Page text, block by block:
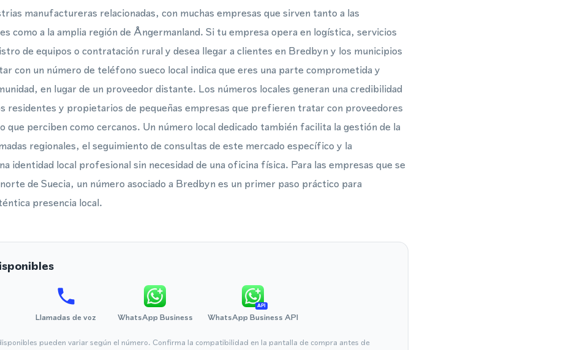
manufactureras relacionadas, con muchas empresas que sirven tanto a las
como a la amplia región de Ångermanland. Si tu empresa opera en logística, servicios
de equipos o contratación rural y desea llegar a clientes en Bredbyn y los municipios
con un número de teléfono sueco local indica que eres una parte comprometida y
en lugar de un proveedor distante. Los números locales generan una credibilidad
residentes y propietarios de pequeñas empresas que prefieren tratar con proveedores
que perciben como cercanos. Un número local dedicado también facilita la gestión de la
regionales, el seguimiento de consultas de este mercado específico y la
identidad local profesional sin necesidad de una oficina física. Para las empresas que se
de Suecia, un número asociado a Bredbyn es un primer paso práctico para
presencia local.
Llamadas de voz WhatsApp Business
API
WhatsApp Business API
pueden variar según el número. Confirma la compatibilidad en la pantalla de compra antes de